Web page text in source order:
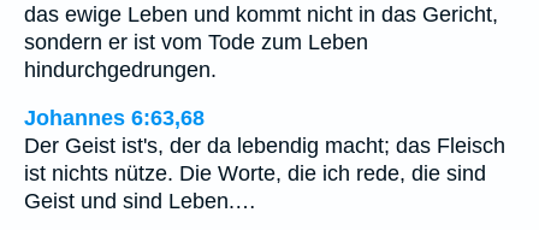
das ewige Leben und kommt nicht in das Gericht,
sondern er ist vom Tode zum Leben
hindurchgedrungen.
Johannes 6:63,68
Der Geist ist's, der da lebendig macht; das Fleisch
ist nichts nütze. Die Worte, die ich rede, die sind
Geist und sind Leben.…